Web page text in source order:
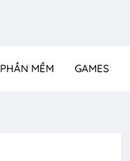
PHẦN MỀM GAMES